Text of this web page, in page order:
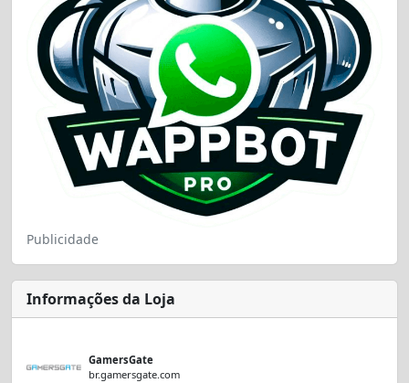
Publicidade
Informações da Loja
GamersGate
br.gamersgate.com